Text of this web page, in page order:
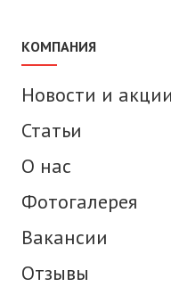
КОМПАНИЯ
Новости и акции
Статьи
О нас
Фотогалерея
Вакансии
Отзывы